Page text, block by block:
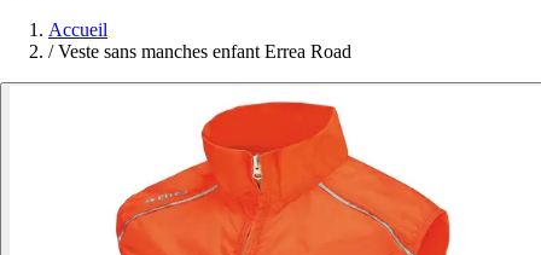
Accueil
/ Veste sans manches enfant Errea Road